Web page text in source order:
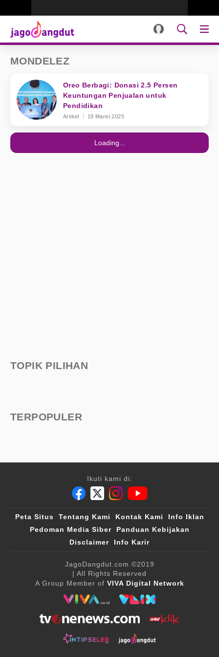
MONDELEZ
Oreo Berbagi: Donasi 2.5 Persen
Keuntungan Penjualan untuk
Pendidikan
Artikel 19 Maret 2025
Loading...
TOPIK PILIHAN
TERPOPULER
Ikuti kami di:
Peta Situs Tentang Kami Kontak Kami
Info Iklan
Pedoman Media Siber
Panduan Kebijakan
Disclaimer
Info Karir
JagoDangdut.com ©2019
| All Rights Reserved
A Group Member of VIVA Digital Network